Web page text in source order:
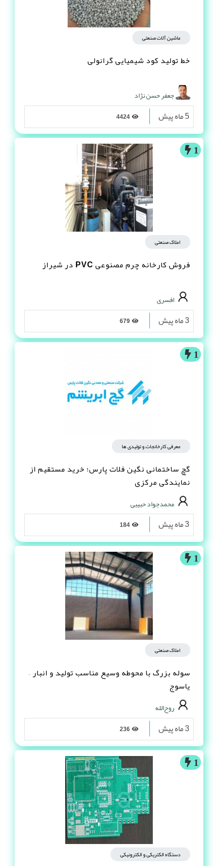
ماشین آلات صنعتی
خط تولید کود شیمیایی گرانولی
جعفر حسن نژاد
5 ماه پیش
1
املاک صنعتی
فروش کارخانه چرم مصنوعى PVC در شیراز
افسری
3 ماه پیش
1
معرفی کارخانجات و تولیدی ها
گچ ساختمانی نگین فلات پارس؛ خرید مستقیم از
نمایندگی مرکزی
محمدجواد حبیبی
3 ماه پیش
1
املاک صنعتی
سوله بزرگ با محوطه وسیع مناسب تولید و انبار –
یاسوج
روح‌الله
3 ماه پیش
1
دستگاه الکتریکی و الکترونیکی